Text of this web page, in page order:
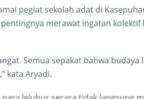
pegiat sekolah adat di
merawat ingatan kolektif
Semua sepakat bahwa budaya
kata Aryadi.